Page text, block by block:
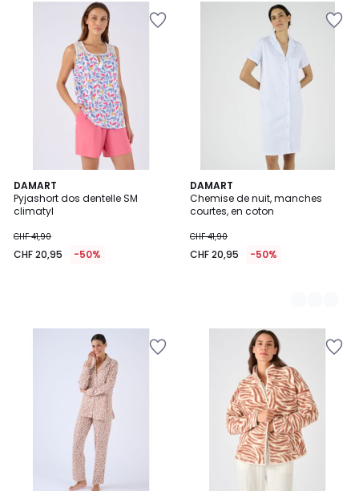
DAMART
Pyjashort dos dentelle SM
climatyl
CHF 41,90
CHF 20,95 -50%
DAMART
Chemise de nuit, manches
courtes, en coton
CHF 41,90
CHF 20,95 -50%
2
Couleurs